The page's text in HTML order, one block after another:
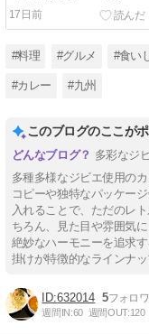
カレー パコラのせ】
17日前
#料理 #グルメ #食い
#カレー #九州
このブログのここが
多彩なジ
多種多様なジビエ使用の
コピーや独特なパッケー
入れることで、ただのレ
ちろん、見た目や雰囲気
絶妙なハーモニーを追求
掛けが特徴的なラインナッ
632014 5
週間IN:60 週間OUT:120